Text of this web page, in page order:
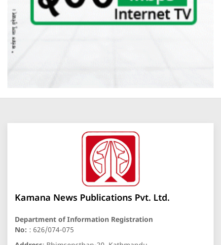
Kamana News Publications Pvt. Ltd.
Department of Information Registration
No: : 626/074-075